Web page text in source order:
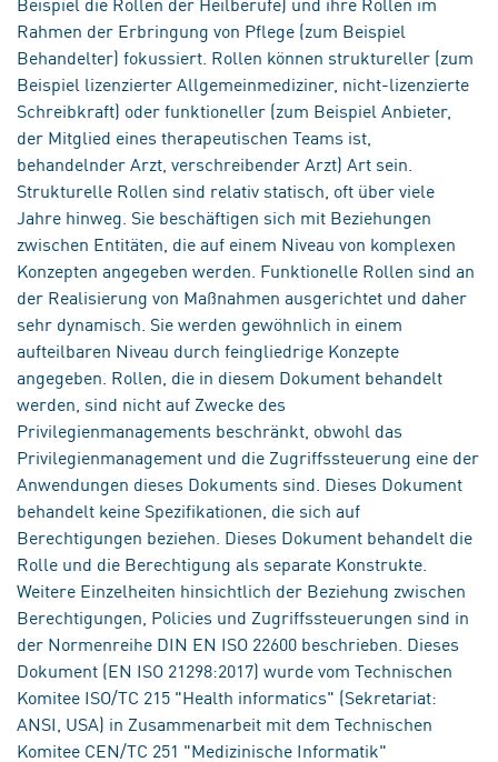
Rahmen der Erbringung von Pflege (zum Beispiel
Behandelter) fokussiert. Rollen können struktureller (zum
Beispiel lizenzierter Allgemeinmediziner, nicht-lizenzierte
Schreibkraft) oder funktioneller (zum Beispiel Anbieter,
der Mitglied eines therapeutischen Teams ist,
behandelnder Arzt, verschreibender Arzt) Art sein.
Strukturelle Rollen sind relativ statisch, oft über viele
Jahre hinweg. Sie beschäftigen sich mit Beziehungen
zwischen Entitäten, die auf einem Niveau von komplexen
Konzepten angegeben werden. Funktionelle Rollen sind an
der Realisierung von Maßnahmen ausgerichtet und daher
sehr dynamisch. Sie werden gewöhnlich in einem
aufteilbaren Niveau durch feingliedrige Konzepte
angegeben. Rollen, die in diesem Dokument behandelt
werden, sind nicht auf Zwecke des
Privilegienmanagements beschränkt, obwohl das
Privilegienmanagement und die Zugriffssteuerung eine der
Anwendungen dieses Dokuments sind. Dieses Dokument
behandelt keine Spezifikationen, die sich auf
Berechtigungen beziehen. Dieses Dokument behandelt die
Rolle und die Berechtigung als separate Konstrukte.
Weitere Einzelheiten hinsichtlich der Beziehung zwischen
Berechtigungen, Policies und Zugriffssteuerungen sind in
der Normenreihe DIN EN ISO 22600 beschrieben. Dieses
Dokument (EN ISO 21298:2017) wurde vom Technischen
Komitee ISO/TC 215 "Health informatics" (Sekretariat:
ANSI, USA) in Zusammenarbeit mit dem Technischen
Komitee CEN/TC 251 "Medizinische Informatik"